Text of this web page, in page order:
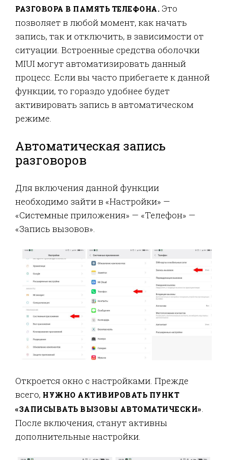
РАЗГОВОРА В ПАМЯТЬ ТЕЛЕФОНА. Это
позволяет в любой момент, как начать
запись, так и отключить, в зависимости от
ситуации. Встроенные средства оболочки
MIUI могут автоматизировать данный
процесс. Если вы часто прибегаете к данной
функции, то гораздо удобнее будет
активировать запись в автоматическом
режиме.
Автоматическая запись
разговоров
Для включения данной функции
необходимо зайти в «Настройки» —
«Системные приложения» — «Телефон» —
«Запись вызовов».
Откроется окно с настройками. Прежде
всего, НУЖНО АКТИВИРОВАТЬ ПУНКТ
«ЗАПИСЫВАТЬ ВЫЗОВЫ АВТОМАТИЧЕСКИ».
После включения, станут активны
дополнительные настройки.